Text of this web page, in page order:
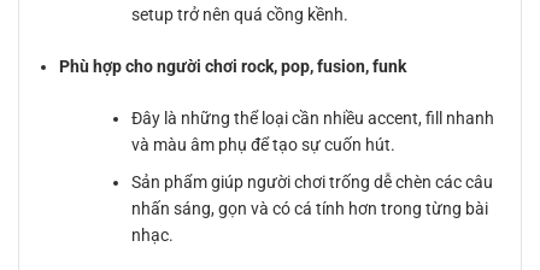
setup trở nên quá cồng kềnh.
Phù hợp cho người chơi rock, pop, fusion, funk
Đây là những thể loại cần nhiều accent, fill nhanh
và màu âm phụ để tạo sự cuốn hút.
Sản phẩm giúp người chơi trống dễ chèn các câu
nhấn sáng, gọn và có cá tính hơn trong từng bài
nhạc.